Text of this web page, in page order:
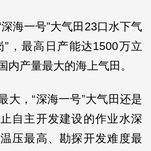
海一号”大气田23口水下气
”，最高日产能达1500万立
内产量最大的海上气田。
大，“深海一号”大气田还是
自主开发建设的作业水深
压最高、勘探开发难度最